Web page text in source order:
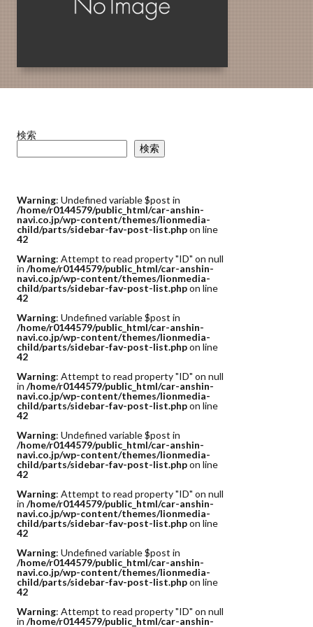
検索
検索
Warning: Undefined variable $post in
/home/r0144579/public_html/car-anshin-
navi.co.jp/wp-content/themes/lionmedia-
child/parts/sidebar-fav-post-list.phpon line
42
Warning: Attempt to read property "ID" on null
in /home/r0144579/public_html/car-anshin-
navi.co.jp/wp-content/themes/lionmedia-
child/parts/sidebar-fav-post-list.phpon line
42
Warning: Undefined variable $post in
/home/r0144579/public_html/car-anshin-
navi.co.jp/wp-content/themes/lionmedia-
child/parts/sidebar-fav-post-list.phpon line
42
Warning: Attempt to read property "ID" on null
in /home/r0144579/public_html/car-anshin-
navi.co.jp/wp-content/themes/lionmedia-
child/parts/sidebar-fav-post-list.phpon line
42
Warning: Undefined variable $post in
/home/r0144579/public_html/car-anshin-
navi.co.jp/wp-content/themes/lionmedia-
child/parts/sidebar-fav-post-list.phpon line
42
Warning: Attempt to read property "ID" on null
in /home/r0144579/public_html/car-anshin-
navi.co.jp/wp-content/themes/lionmedia-
child/parts/sidebar-fav-post-list.phpon line
42
Warning: Undefined variable $post in
/home/r0144579/public_html/car-anshin-
navi.co.jp/wp-content/themes/lionmedia-
child/parts/sidebar-fav-post-list.phpon line
42
Warning: Attempt to read property "ID" on null
in /home/r0144579/public_html/car-anshin-